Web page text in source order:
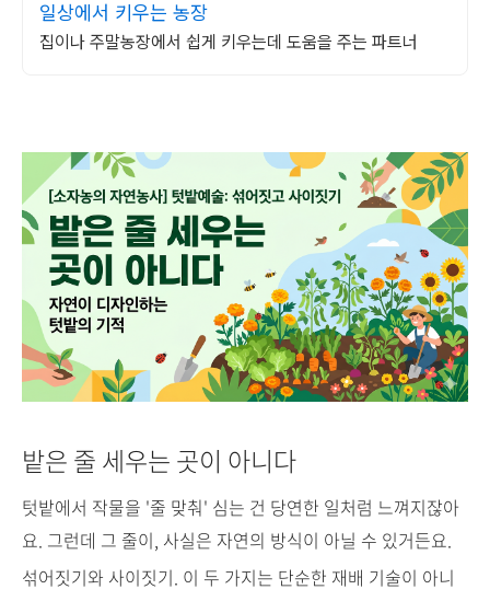
일상에서 키우는 농장
집이나 주말농장에서 쉽게 키우는데 도움을 주는 파트너
밭은 줄 세우는 곳이 아니다
텃밭에서 작물을 '줄 맞춰' 심는 건 당연한 일처럼 느껴지잖아
요. 그런데 그 줄이, 사실은 자연의 방식이 아닐 수 있거든요.
섞어짓기와 사이짓기. 이 두 가지는 단순한 재배 기술이 아니